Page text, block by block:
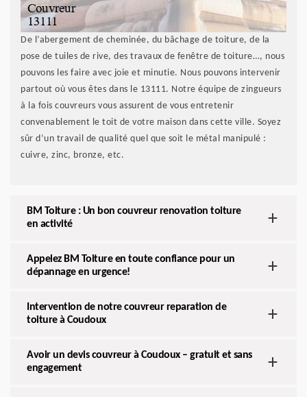
De l’abergement de cheminée, du bâchage de toiture, de la
pose de tuiles de rive, des travaux de fenêtre de toiture…, nous
pouvons les faire avec joie et minutie. Nous pouvons intervenir
partout où vous êtes dans le 13111. Notre équipe de zingueurs
à la fois couvreurs vous assurent de vous entretenir
convenablement le toit de votre maison dans cette ville. Soyez
sûr d’un travail de qualité quel que soit le métal manipulé :
cuivre, zinc, bronze, etc.
BM Toiture : Un bon couvreur renovation toiture
en activité
Appelez BM Toiture en toute confiance pour un
dépannage en urgence!
Intervention de notre couvreur reparation de
toiture à Coudoux
Avoir un devis couvreur à Coudoux – gratuit et sans
engagement